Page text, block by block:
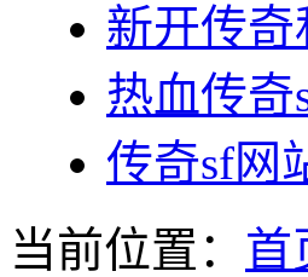
新开传奇
热血传奇
传奇sf网
当前位置： 首